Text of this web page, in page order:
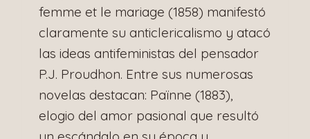
femme et le mariage (1858) manifestó
claramente su anticlericalismo y atacó
las ideas antifeministas del pensador
P.J. Proudhon. Entre sus numerosas
novelas destacan: Païnne (1883),
elogio del amor pasional que resultó